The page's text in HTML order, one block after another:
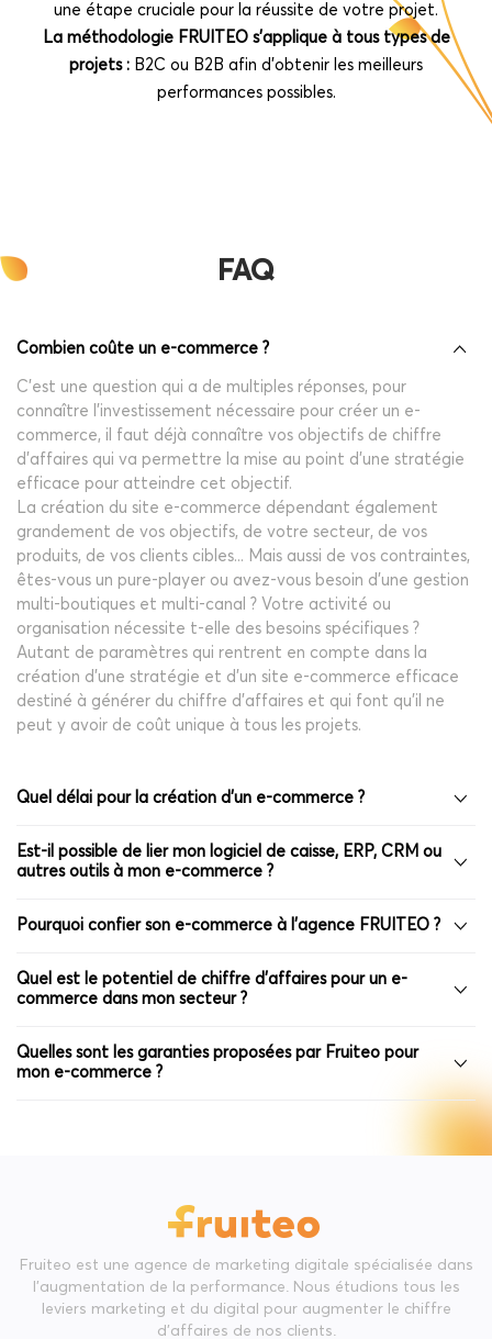
une étape cruciale pour la réussite de votre projet.
La méthodologie FRUITEO s’applique à tous types de
projets : B2C ou B2B afin d’obtenir les meilleurs
performances possibles.
FAQ
Combien coûte un e-commerce ?
C'est une question qui a de multiples réponses, pour
connaître l’investissement nécessaire pour créer un e-
commerce, il faut déjà connaître vos objectifs de chiffre
d’affaires qui va permettre la mise au point d'une stratégie
efficace pour atteindre cet objectif.
La création du site e-commerce dépendant également
grandement de vos objectifs, de votre secteur, de vos
produits, de vos clients cibles... Mais aussi de vos contraintes,
êtes-vous un pure-player ou avez-vous besoin d'une gestion
multi-boutiques et multi-canal ? Votre activité ou
organisation nécessite t-elle des besoins spécifiques ?
Autant de paramètres qui rentrent en compte dans la
création d'une stratégie et d'un site e-commerce efficace
destiné à générer du chiffre d'affaires et qui font qu'il ne
peut y avoir de coût unique à tous les projets.
Quel délai pour la création d'un e-commerce ?
Est-il possible de lier mon logiciel de caisse, ERP, CRM ou
autres outils à mon e-commerce ?
Pourquoi confier son e-commerce à l’agence FRUITEO ?
Quel est le potentiel de chiffre d’affaires pour un e-
commerce dans mon secteur ?
Quelles sont les garanties proposées par Fruiteo pour
mon e-commerce ?
Fruiteo est une agence de marketing digitale spécialisée dans
l'augmentation de la performance. Nous étudions tous les
leviers marketing et du digital pour augmenter le chiffre
d'affaires de nos clients.